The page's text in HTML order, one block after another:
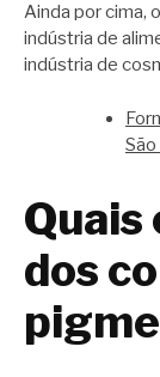
Ainda por cima,
indústria de
indústria de
Quais
dos